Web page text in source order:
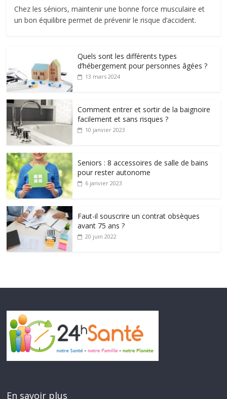
Chez les séniors, maintenir une bonne force musculaire et
un bon équilibre permet de prévenir le risque d’accident.
Quels sont les différents types
d’hébergement pour personnes âgées ?
13 mars 2024
Comment entrer et sortir de la baignoire
facilement et sans risques ?
10 janvier 2023
Seniors : 8 accessoires de salle de bains
pour rester autonome
6 janvier 2023
Faut-il souscrire un contrat obsèques
avant 75 ans ?
20 juin 2022
En savoir plus